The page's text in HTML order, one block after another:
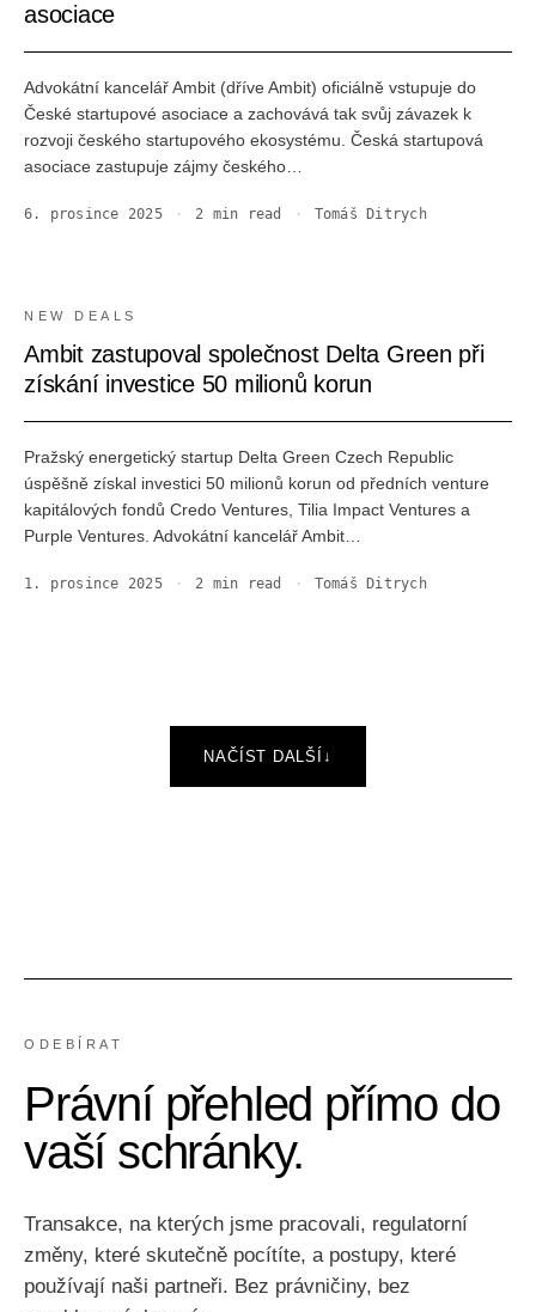
asociace
Advokátní kancelář Ambit (dříve Ambit) oficiálně vstupuje do
České startupové asociace a zachovává tak svůj závazek k
rozvoji českého startupového ekosystému. Česká startupová
asociace zastupuje zájmy českého…
6. prosince 2025 · 2 min read · Tomáš Ditrych
NEW DEALS
Ambit zastupoval společnost Delta Green při
získání investice 50 milionů korun
Pražský energetický startup Delta Green Czech Republic
úspěšně získal investici 50 milionů korun od předních venture
kapitálových fondů Credo Ventures, Tilia Impact Ventures a
Purple Ventures. Advokátní kancelář Ambit…
1. prosince 2025 · 2 min read · Tomáš Ditrych
NAČÍST DALŠÍ ↓
ODEBÍRAT
Právní přehled přímo do
vaší schránky.
Transakce, na kterých jsme pracovali, regulatorní
změny, které skutečně pocítíte, a postupy, které
používají naši partneři. Bez právničiny, bez